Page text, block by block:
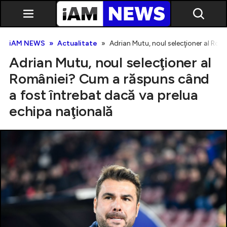
Exclusiv
iAM NEWS Actualitate Adrian Mutu, noul selecţioner al
Adrian Mutu, noul selecţioner al
României? Cum a răspuns când
a fost întrebat dacă va prelua
echipa naţională